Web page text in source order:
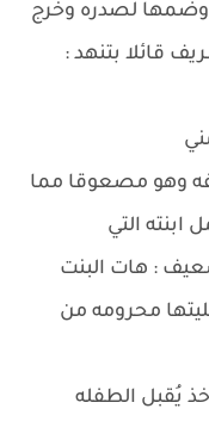
وضمها لصدره وخرج
قائلا بتنهد :
وهو مصعوقا مما
ابنته التي
: هات البنت
محرومه من
يُقبل الطفله